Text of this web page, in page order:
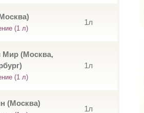
(1 л)
1л
(Москва,
(1 л)
1л
(Москва)
1л